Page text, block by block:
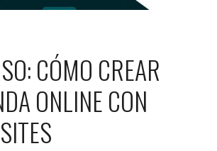
CÓMO CREAR
ONLINE CON